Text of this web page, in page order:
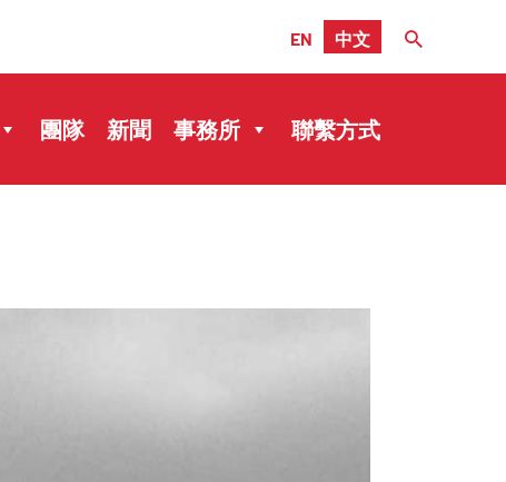
EN 中文
團隊 新聞 事務所 聯繫方式